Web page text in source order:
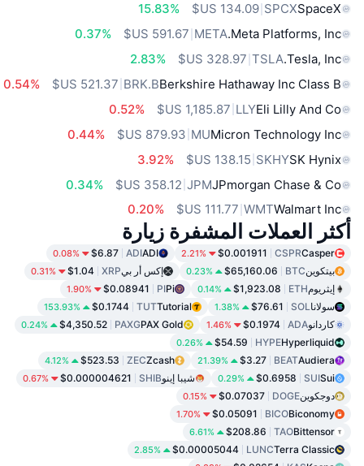
SpaceX
SPCX
‏134.09 US$
15.83%
Meta Platforms, Inc.
META
0.37%
Tesla, Inc.
TSLA
2.83%
Berkshire Hathaway Inc Class B
BRK.B
0.54%
Eli Lilly And Co
LLY
0.52%
Micron Technology Inc
MU
0.44%
SK Hynix
SKHY
3.92%
JPmorgan Chase & Co
JPM
0.34%
Walmart Inc
WMT
0.20%
أكثر العملات المشفرة زيارة
Casper
CSPR
$0.001911
2.21%
ADI
ADI
$6.87
0.08%
بيتكوينBTC
$65,160.06
0.23% إكس أر بيXRP
$1.04
0.31%
إيثريومETH
$1,923.08
0.14%
Pi
PI
$0.08941
1.90%
سولاناSOL
$76.61
1.38%
Tutorial
TUT
$0.1744
153.93%
كاردانوADA
$0.1974
1.46%
PAX Gold
PAXG
$4,350.52
0.24%
Hyperliquid
HYPE
$54.59
0.26%
Audiera
BEAT
$3.27
21.39%
Zcash
ZEC
$523.53
4.12%
Sui
SUI
$0.6958
0.29% شيبا إينوSHIB
$0.000004621
0.67%
دوجكوينDOGE
$0.07037
0.15%
Biconomy
BICO
$0.05091
1.70%
Bittensor
TAO
$208.86
6.61%
Terra Classic
LUNC
$0.00005044
2.85%